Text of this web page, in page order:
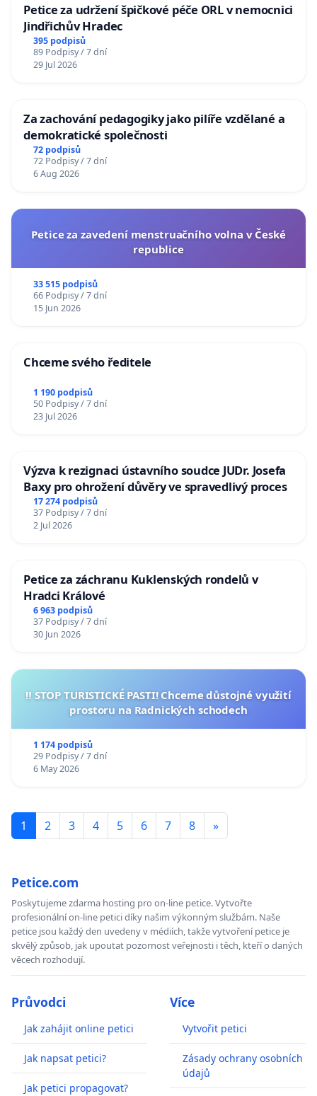
Petice za udržení špičkové péče ORL v nemocnici
Jindřichův Hradec
395 podpisů
89 Podpisy / 7 dní
29 Jul 2026
Za zachování pedagogiky jako pilíře vzdělané a
demokratické společnosti
72 podpisů
72 Podpisy / 7 dní
6 Aug 2026
Petice za zavedení menstruačního volna v České
republice
33 515 podpisů
66 Podpisy / 7 dní
15 Jun 2026
Chceme svého ředitele
1 190 podpisů
50 Podpisy / 7 dní
23 Jul 2026
Výzva k rezignaci ústavního soudce JUDr. Josefa
Baxy pro ohrožení důvěry ve spravedlivý proces
17 274 podpisů
37 Podpisy / 7 dní
2 Jul 2026
Petice za záchranu Kuklenských rondelů v
Hradci Králové
6 963 podpisů
37 Podpisy / 7 dní
30 Jun 2026
‼️ STOP TURISTICKÉ PASTI! Chceme důstojné využití
prostoru na Radnických schodech
1 174 podpisů
29 Podpisy / 7 dní
6 May 2026
1 2 3 4 5 6 7 8 »
Petice.com
Poskytujeme zdarma hosting pro on-line petice. Vytvořte
profesionální on-line petici díky našim výkonným službám. Naše
petice jsou každý den uvedeny v médiích, takže vytvoření petice je
skvělý způsob, jak upoutat pozornost veřejnosti i těch, kteří o daných
věcech rozhodují.
Průvodci
Jak zahájit online petici
Jak napsat petici?
Jak petici propagovat?
Více
Vytvořit petici
Zásady ochrany osobních
údajů